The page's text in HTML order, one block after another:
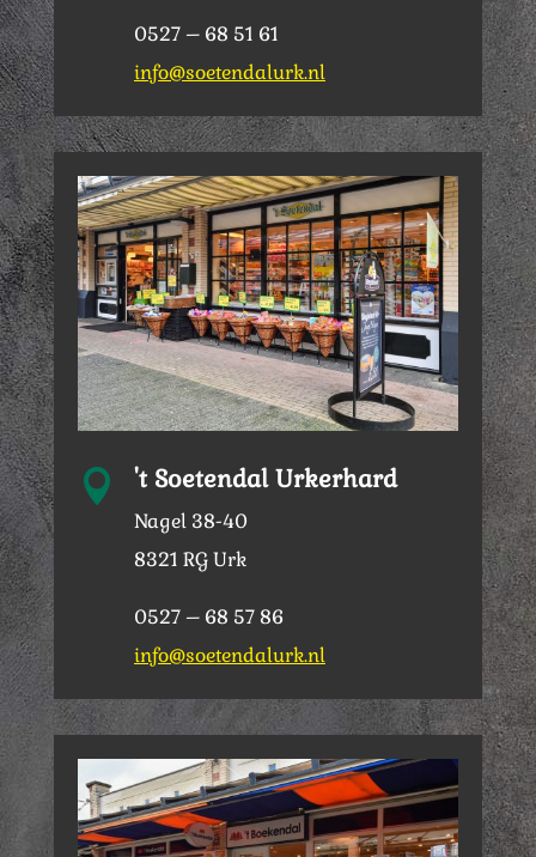
0527 – 68 51 61
info@soetendalurk.nl
 't Soetendal Urkerhard
Nagel 38-40
8321 RG Urk
0527 – 68 57 86
info@soetendalurk.nl